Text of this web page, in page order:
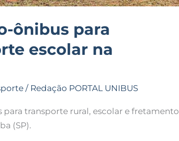
ônibus para
escolar na
/ Redação PORTAL UNIBUS
transporte rural, escolar e fretamento
(SP).